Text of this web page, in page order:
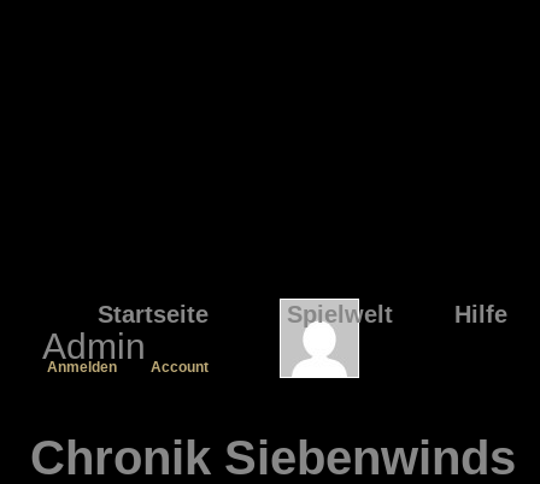
Startseite Spielwelt Hilfe
Admin
Anmelden Account
Chronik Siebenwinds